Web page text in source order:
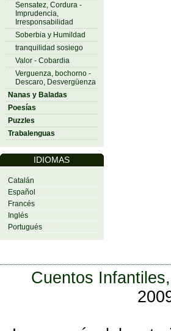
Sensatez, Cordura -
Imprudencia,
Irresponsabilidad
Soberbia y Humildad
tranquilidad sosiego
Valor - Cobardia
Verguenza, bochorno -
Descaro, Desvergüenza
Nanas y Baladas
Poesías
Puzzles
Trabalenguas
IDIOMAS
Catalán
Español
Francés
Inglés
Portugués
Cuentos